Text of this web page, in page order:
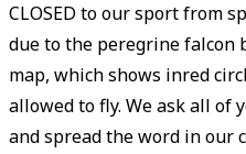
CLOSED to our sport from
due to the peregrine falcon
map, which shows inred
allowed to fly. We ask all of
and spread the word in our